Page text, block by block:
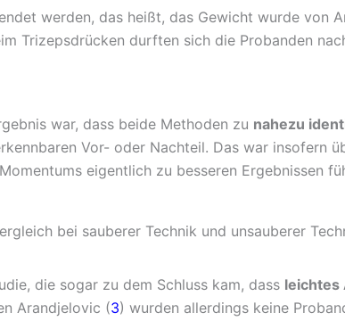
werden, das heißt, das Gewicht wurde von
Trizepsdrücken durften sich die Probanden
war, dass beide Methoden zu nahezu
Vor- oder Nachteil. Das war insofern
eigentlich zu besseren Ergebnissen
die sogar zu dem Schluss kam, dass leichtes
Arandjelovic (3) wurden allerdings keine